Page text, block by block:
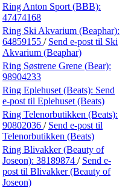
Ring Anton Sport (BBB):
47474168
Ring Ski Akvarium (Beaphar):
64859155 / Send e-post til Ski
Akvarium (Beaphar)
Ring Søstrene Grene (Bear):
98904233
Ring Eplehuset (Beats): Send
e-post til Eplehuset (Beats)
Ring Telenorbutikken (Beats):
90802036 / Send e-post til
Telenorbutikken (Beats)
Ring Blivakker (Beauty of
Joseon): 38189874 / Send e-
post til Blivakker (Beauty of
Joseon)